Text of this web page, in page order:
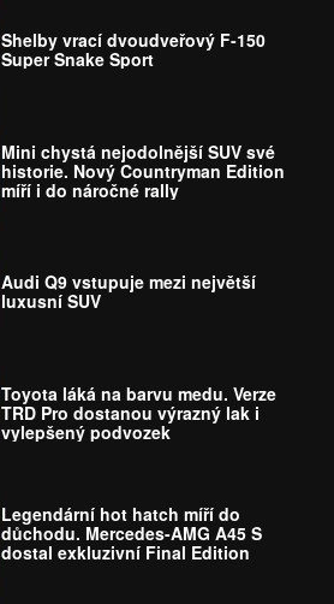
Shelby vrací dvoudveřový F-150
Super Snake Sport
Mini chystá nejodolnější SUV své
historie. Nový Countryman Edition
míří i do náročné rally
Audi Q9 vstupuje mezi největší
luxusní SUV
Toyota láká na barvu medu. Verze
TRD Pro dostanou výrazný lak i
vylepšený podvozek
Legendární hot hatch míří do
důchodu. Mercedes-AMG A45 S
dostal exkluzivní Final Edition